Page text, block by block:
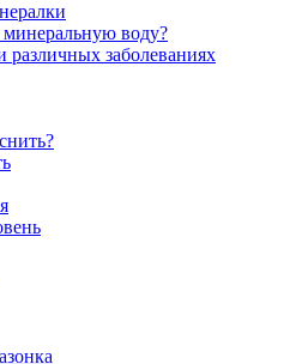
воду?
различных заболеваниях